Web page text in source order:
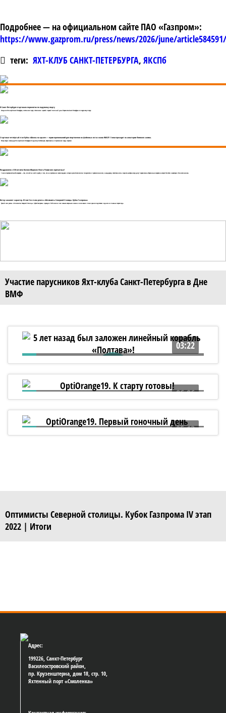
Подробнее — на официальном сайте ПАО «Газпром»:
https://www.gazprom.ru/press/news/2026/june/article584591/
теги: ЯХТ-КЛУБ САНКТ-ПЕТЕРБУРГА, ЯКСПб
В Санкт-Петербурге стартовало первенство по парусному спорту
Сегодня в Яхт-клубе Санкт-Петербурга, в яхтенном порту «Смоленка» прошёл первый гоночный день Первенства Санкт-Петербурга по парусному спорту.
Стартовал четвёртый этап Кубка «Школы на крыле» — серии соревнований для спортсменов на фойловых яхтах класса WASZP. Гонки проходят на акватории Финского залива.
Регату открыл командор Яхт-клуба Санкт-Петербурга Владимир Любомиров, обратившись к спортсменам перед стартами.
Поздравляем с 330-летием Военно-Морского Флота России всех причастных!
1 июля стартовалаСпасибо морякам — тем, кто сейчас несёт службу, и тем, кто на протяжении веков создавал историю российского флота. За мужество и профессионализм, за выдержку, ответственность и верность выбранному делу! первая смена сборов юных моряков на форте Тотлебен в акватории Финского залива.
Ветер закаляет характер. Итоги 3-го этапа регаты «Оптимисты Северной Столицы. Кубок Газпрома»
Третий этап регаты «Оптимисты Северной Столицы. Кубок Газпрома» проходил 18-19 июля и стал самым ветреным в сезоне и ключевым с точки зрения подготовки к одним из главных стартов года.
Участие парусников Яхт-клуба Санкт-Петербурга в Дне
ВМФ
03:22
5 лет назад был заложен линейный
корабль «Полтава»!
06:06
OptiOrange19. К старту готовы!
05:13
OptiOrange19. Первый гоночный день
Оптимисты Северной столицы. Кубок Газпрома IV этап
2022 | Итоги
Адрес:
199226, Санкт-Петербург
Василеостровский район,
пр. Крузенштерна, дом 18, стр. 10,
Яхтенный порт «Смоленка»